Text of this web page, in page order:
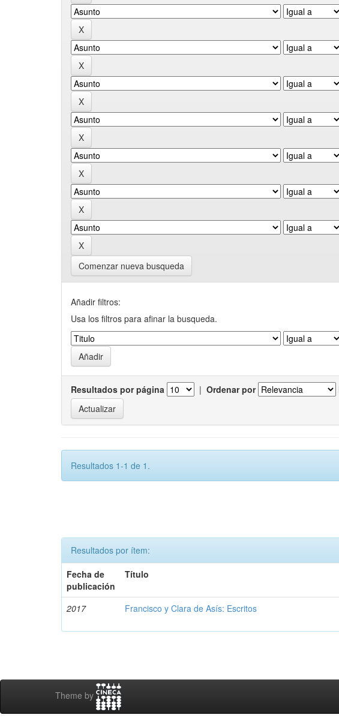
Comenzar nueva busqueda
Añadir filtros:
Usa los filtros para afinar la busqueda.
Resultados por página | Ordenar por
Resultados 1-1 de 1.
Resultados por ítem:
Fecha de
publicación
Título
2017 Francisco y Clara de Asís: Escritos
Theme by